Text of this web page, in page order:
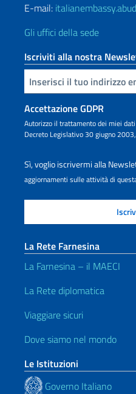
E-mail:
Gli uffici della sede
Iscriviti alla nostra
Inserisci la tua email
Accettazione GDPR
Autorizzo il trattamento dei miei
Decreto Legislativo 30 giugno
Sì, voglio iscrivermi alla
aggiornamenti sulle attività di
La Rete Farnesina
La Farnesina – il MAECI
La Rete diplomatica
Viaggiare sicuri
Dove siamo nel mondo
Le Istituzioni
Governo Italiano